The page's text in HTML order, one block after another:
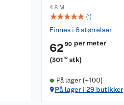
4.8 M
☆☆☆☆☆ (1)
Finnes i 6 størrelser
62 90 per meter
(301 92 stk)
På lager (+100)
På lager i 29 butikker